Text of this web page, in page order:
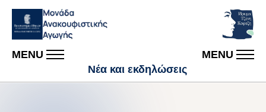
MENU
Νέα και εκδηλώσεις
MENU